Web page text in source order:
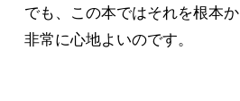
でも、この本ではそれを根本
非常に心地よいのです。